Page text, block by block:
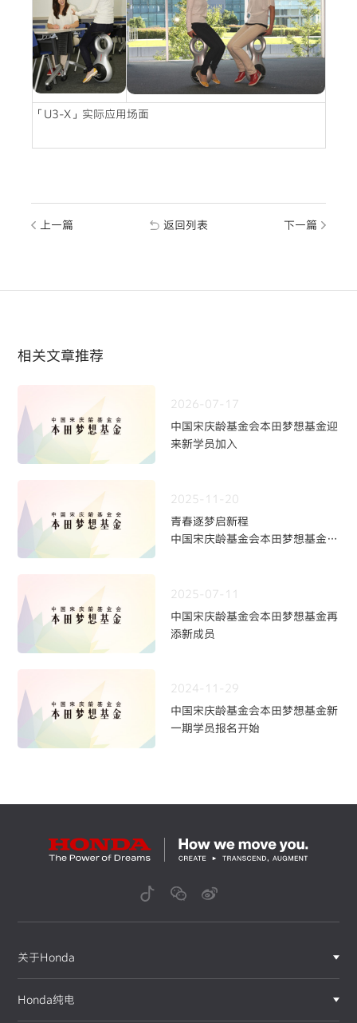
「U3-X」实际应用场面
上一篇 返回列表 下一篇
相关文章推荐
2026-07-17
中国宋庆龄基金会本田梦想基金迎
来新学员加入
2025-11-20
青春逐梦启新程
中国宋庆龄基金会本田梦想基金第
2025-07-11
中国宋庆龄基金会本田梦想基金再
添新成员
2024-11-29
中国宋庆龄基金会本田梦想基金新
一期学员报名开始
关于Honda
Honda纯电